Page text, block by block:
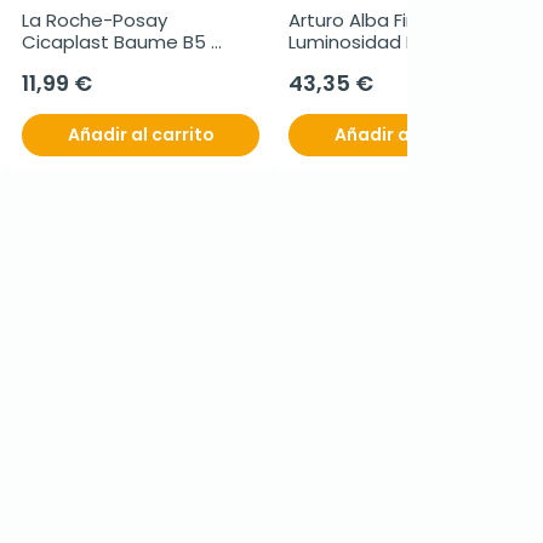
La Roche-Posay
Cicaplast Baume B5
11,99 €
Añadir al carrito
Arturo Alba Firmeza y
Luminosidad DMAE-
43,35 €
Añadir al carrito